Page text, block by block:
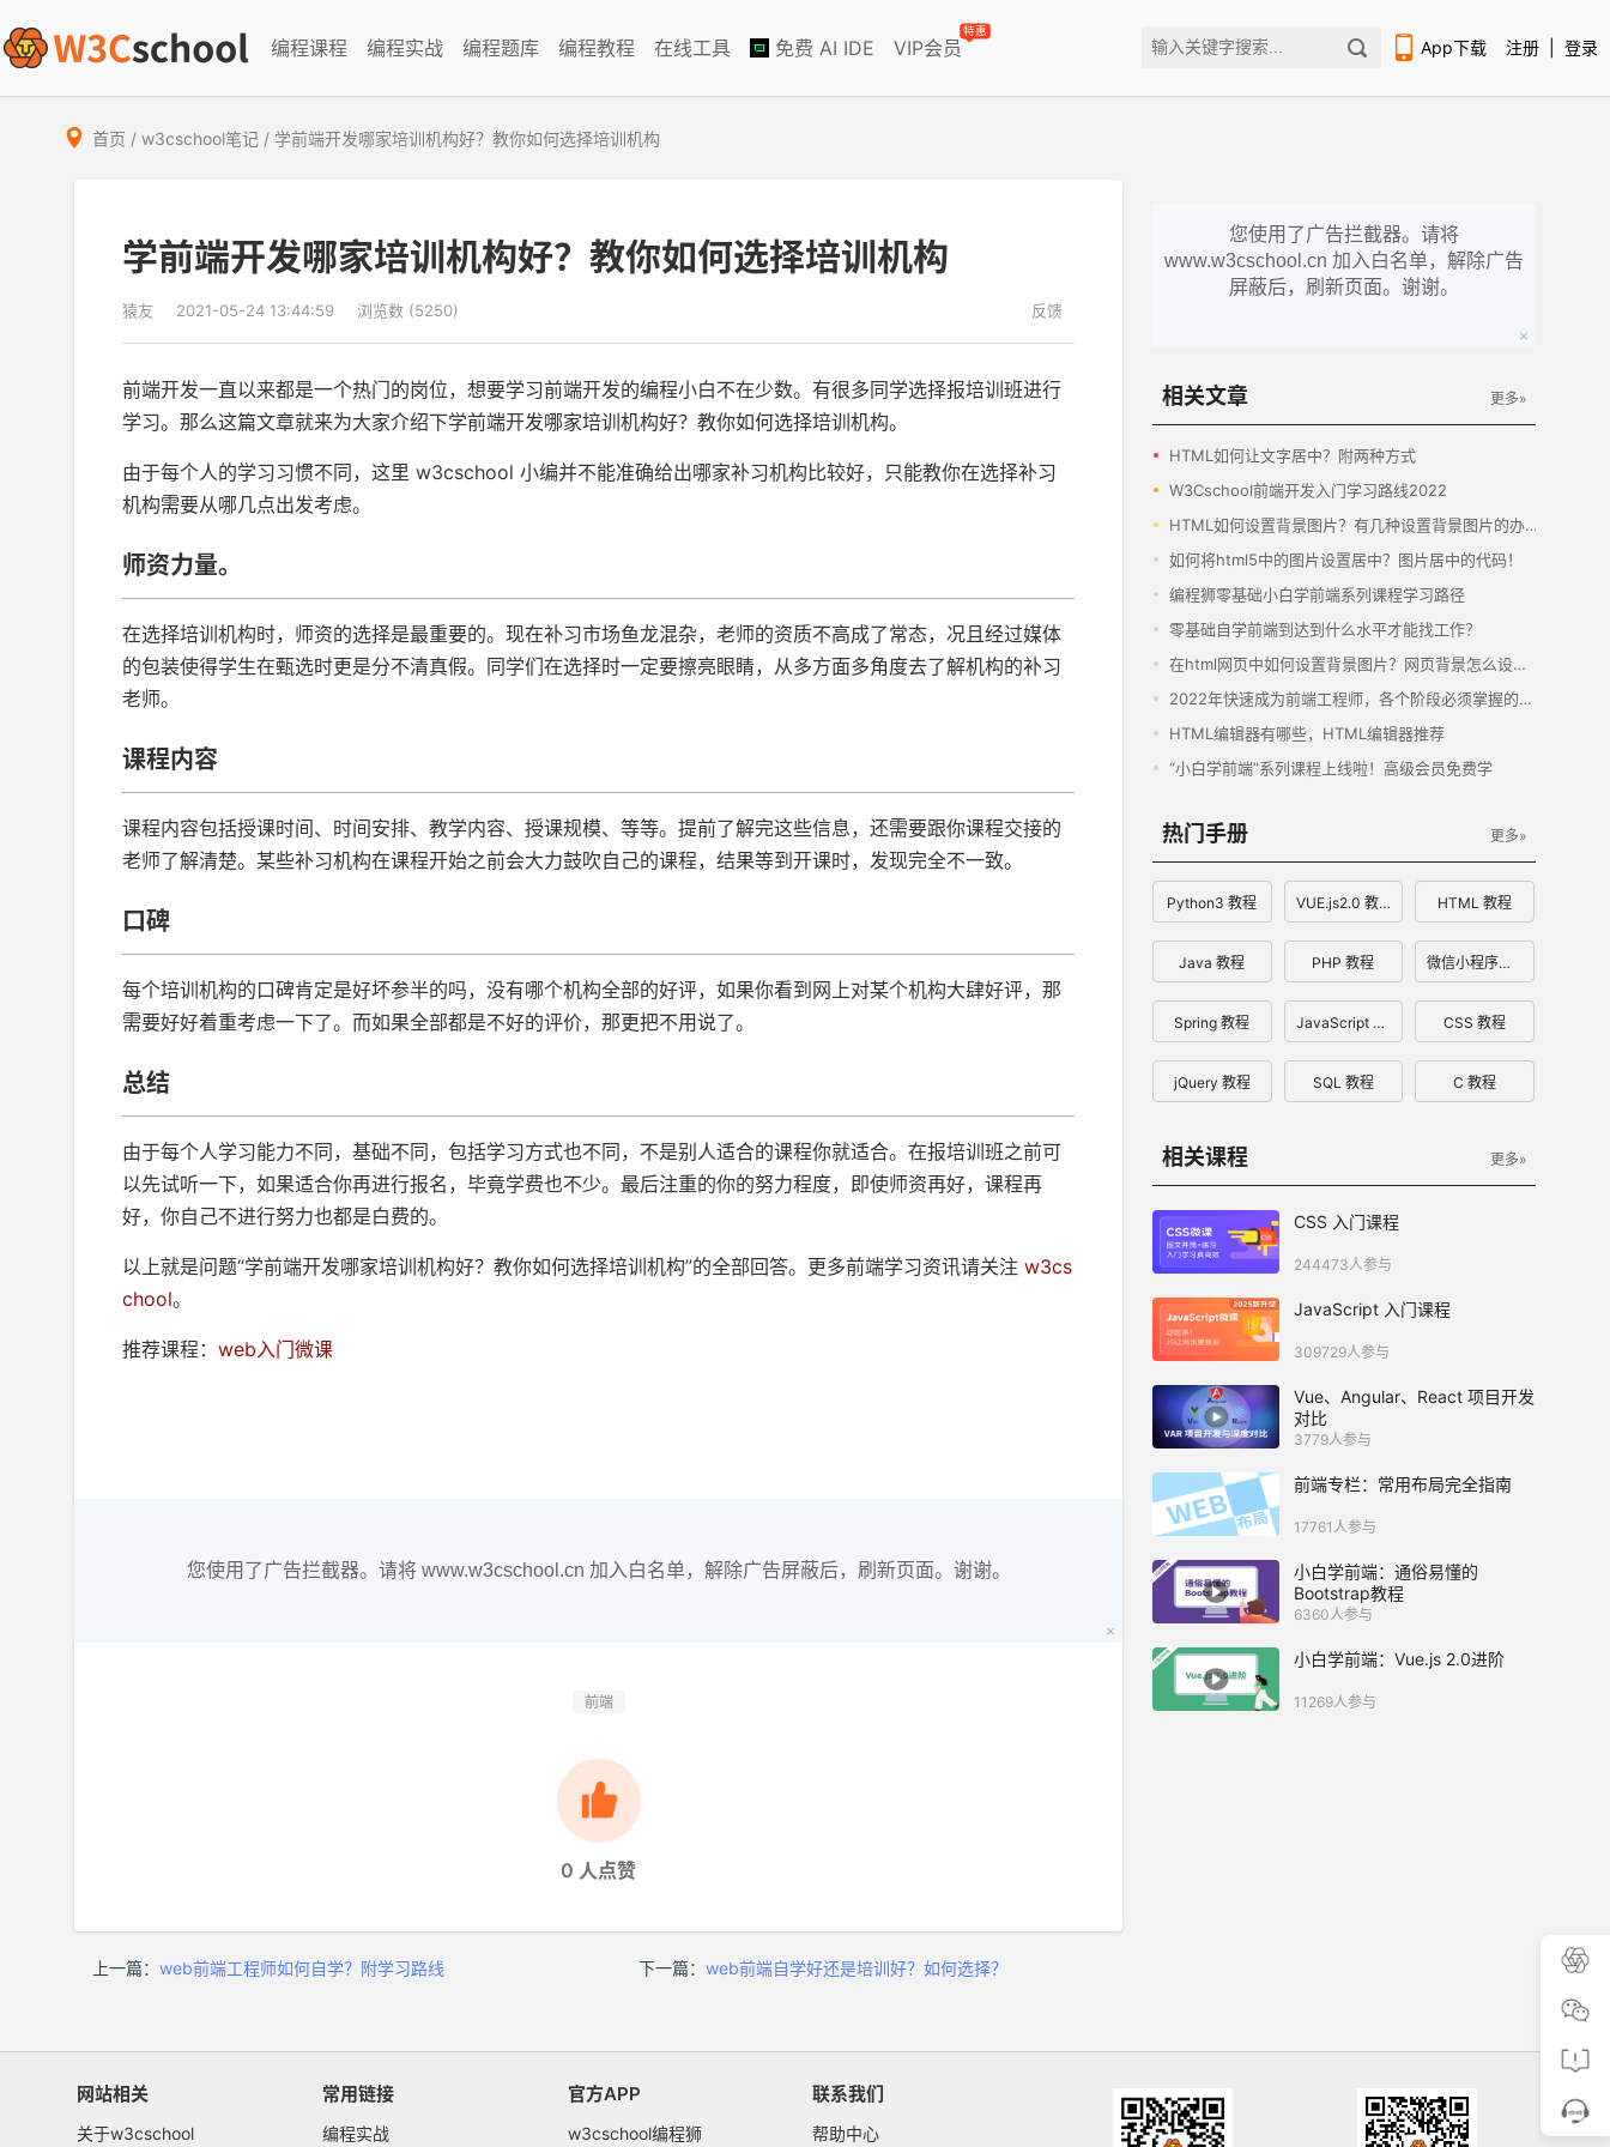
编程课程 编程实战 编程题库 编程教程 在线工具 免费 AI IDE VIP会员
特惠
App下载
扫码下载编程狮APP
注册 登录
首页 / w3cschool笔记 / 学前端开发哪家培训机构好？教你如何选择培训机构
学前端开发哪家培训机构好？教你如何选择培训机构
猿友 2021-05-24 13:44:59 浏览数 (5250) 反馈
前端开发一直以来都是一个热门的岗位，想要学习前端开发的编程小白不在少数。有很多同学选择报培训班进行
学习。那么这篇文章就来为大家介绍下学前端开发哪家培训机构好？教你如何选择培训机构。
由于每个人的学习习惯不同，这里 w3cschool 小编并不能准确给出哪家补习机构比较好，只能教你在选择补习
机构需要从哪几点出发考虑。
师资力量。
在选择培训机构时，师资的选择是最重要的。现在补习市场鱼龙混杂，老师的资质不高成了常态，况且经过媒体
的包装使得学生在甄选时更是分不清真假。同学们在选择时一定要擦亮眼睛，从多方面多角度去了解机构的补习
老师。
课程内容
课程内容包括授课时间、时间安排、教学内容、授课规模、等等。提前了解完这些信息，还需要跟你课程交接的
老师了解清楚。某些补习机构在课程开始之前会大力鼓吹自己的课程，结果等到开课时，发现完全不一致。
口碑
每个培训机构的口碑肯定是好坏参半的吗，没有哪个机构全部的好评，如果你看到网上对某个机构大肆好评，那
需要好好着重考虑一下了。而如果全部都是不好的评价，那更把不用说了。
总结
由于每个人学习能力不同，基础不同，包括学习方式也不同，不是别人适合的课程你就适合。在报培训班之前可
以先试听一下，如果适合你再进行报名，毕竟学费也不少。最后注重的你的努力程度，即使师资再好，课程再
好，你自己不进行努力也都是白费的。
以上就是问题“学前端开发哪家培训机构好？教你如何选择培训机构”的全部回答。更多前端学习资讯请关注 w3cs
chool。
推荐课程： web入门微课
您使用了广告拦截器。请将 www.w3cschool.cn 加入白名单，解除广告屏蔽后，刷新页面。谢谢。
前端
0 人点赞
上一篇： web前端工程师如何自学？附学习路线 下一篇：web前端自学好还是培训好？如何选择？
您使用了广告拦截器。请将
www.w3cschool.cn 加入白名单，解除广告
屏蔽后，刷新页面。谢谢。
相关文章 更多»
HTML如何让文字居中？附两种方式
W3Cschool前端开发入门学习路线2022
HTML如何设置背景图片？有几种设置背景图片的办法？
如何将html5中的图片设置居中？图片居中的代码！
编程狮零基础小白学前端系列课程学习路径
零基础自学前端到达到什么水平才能找工作？
在html网页中如何设置背景图片？网页背景怎么设置？
2022年快速成为前端工程师，各个阶段必须掌握的基本技能汇总
HTML编辑器有哪些，HTML编辑器推荐
“小白学前端”系列课程上线啦！高级会员免费学
热门手册 更多»
Python3 教程 VUE.js2.0 教程 HTML 教程
Java 教程 PHP 教程 微信小程序开发文档
Spring 教程 JavaScript 教程 CSS 教程
jQuery 教程 SQL 教程 C 教程
相关课程 更多»
CSS 入门课程
244473人参与
JavaScript 入门课程
309729人参与
Vue、Angular、React 项目开发
对比
3779人参与
前端专栏：常用布局完全指南
17761人参与
小白学前端：通俗易懂的
Bootstrap教程
6360人参与
小白学前端：Vue.js 2.0进阶
11269人参与
网站相关
关于w3cschool
常用链接
编程实战
官方APP
w3cschool编程狮
联系我们
帮助中心